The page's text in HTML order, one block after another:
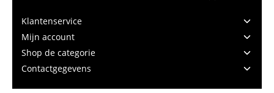
Klantenservice
Mijn account
Shop de categorie
Contactgegevens